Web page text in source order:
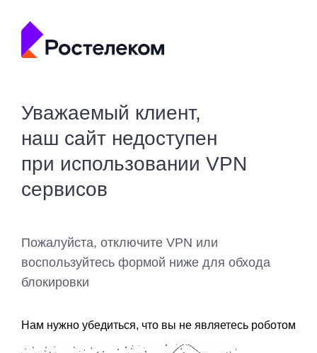
Уважаемый клиент,
наш сайт недоступен
при использовании VPN
сервисов
Пожалуйста, отключите VPN или
воспользуйтесь формой ниже для обхода
блокировки
Нам нужно убедиться, что вы не являетесь роботом